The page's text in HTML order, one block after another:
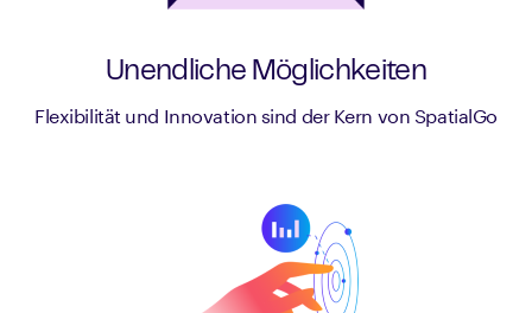
Unendliche Möglichkeiten
Flexibilität und Innovation sind der Kern von SpatialGo